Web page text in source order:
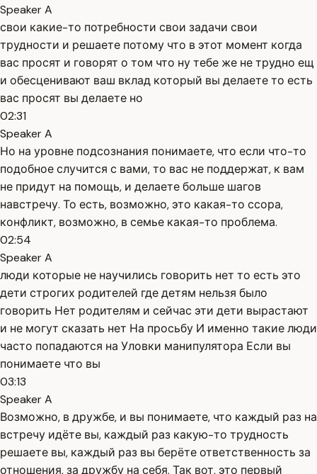
Speaker A
свои какие-то потребности свои задачи свои
трудности и решаете потому что в этот момент когда
вас просят и говорят о том что ну тебе же не трудно ещ
и обесценивают ваш вклад который вы делаете то есть
вас просят вы делаете но
02:31
Speaker A
Но на уровне подсознания понимаете, что если что-то
подобное случится с вами, то вас не поддержат, к вам
не придут на помощь, и делаете больше шагов
навстречу. То есть, возможно, это какая-то ссора,
конфликт, возможно, в семье какая-то проблема.
02:54
Speaker A
люди которые не научились говорить нет то есть это
дети строгих родителей где детям нельзя было
говорить Нет родителям и сейчас эти дети вырастают
и не могут сказать нет На просьбу И именно такие люди
часто попадаются на Уловки манипулятора Если вы
понимаете что вы
03:13
Speaker A
Возможно, в дружбе, и вы понимаете, что каждый раз на
встречу идёте вы, каждый раз какую-то трудность
решаете вы, каждый раз вы берёте ответственность за
отношения, за дружбу на себя. Так вот, это первый